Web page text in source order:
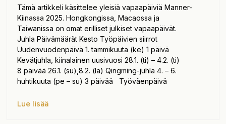
Tämä artikkeli käsittelee yleisiä vapaapäiviä Manner-
Kiinassa 2025. Hongkongissa, Macaossa ja
Taiwanissa on omat erilliset julkiset vapaapäivät.
Juhla Päivämäärät Kesto Työpäivien siirrot
Uudenvuodenpäivä 1. tammikuuta (ke) 1 päivä
Kevätjuhla, kiinalainen uusivuosi 28.1. (ti) – 4.2. (ti)
8 päivää 26.1. (su),8.2. (la) Qingming-juhla 4. – 6.
huhtikuuta (pe – su) 3 päivää Työväenpäivä
Lue lisää